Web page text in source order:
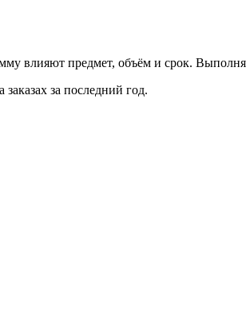
влияют предмет, объём и срок.
за последний год.